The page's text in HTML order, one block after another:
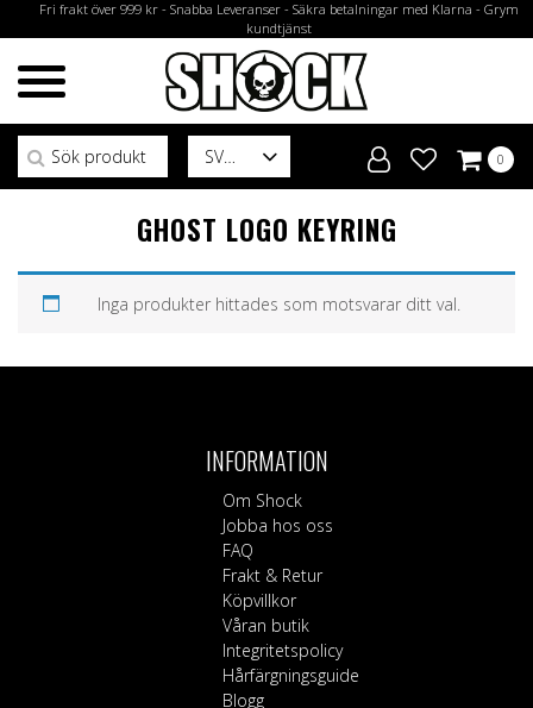
Fri frakt över 999 kr - Snabba Leveranser - Säkra betalningar med Klarna - Grym
kundtjänst
SV
Sök efter:
0
GHOST LOGO KEYRING
Inga produkter hittades som motsvarar ditt val.
INFORMATION
Om Shock
Jobba hos oss
FAQ
Frakt & Retur
Köpvillkor
Våran butik
Integritetspolicy
Hårfärgningsguide
Blogg